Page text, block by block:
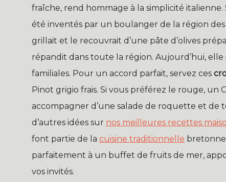
fraîche, rend hommage à la simplicité
été inventés par un boulanger de la région
grillait et le recouvrait d’une pâte d’olives
répandit dans toute la région. Aujourd’hui,
familiales. Pour un accord parfait, servez ces
Pinot grigio frais. Si vous préférez le rouge, un
accompagner d’une salade de roquette et de
d’autres idées sur nos meilleures recettes
font partie de la cuisine traditionnelle bretonne
parfaitement à un buffet de fruits de mer,
vos invités.